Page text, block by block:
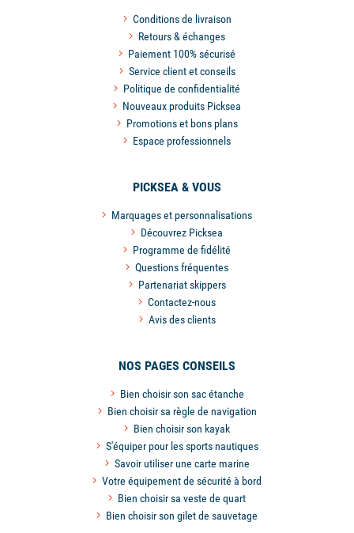
Conditions de livraison
Retours & échanges
Paiement 100% sécurisé
Service client et conseils
Politique de confidentialité
Nouveaux produits Picksea
Promotions et bons plans
Espace professionnels
PICKSEA & VOUS
Marquages et personnalisations
Découvrez Picksea
Programme de fidélité
Questions fréquentes
Partenariat skippers
Contactez-nous
Avis des clients
NOS PAGES CONSEILS
Bien choisir son sac étanche
Bien choisir sa règle de navigation
Bien choisir son kayak
S'équiper pour les sports nautiques
Savoir utiliser une carte marine
Votre équipement de sécurité à bord
Bien choisir sa veste de quart
Bien choisir son gilet de sauvetage